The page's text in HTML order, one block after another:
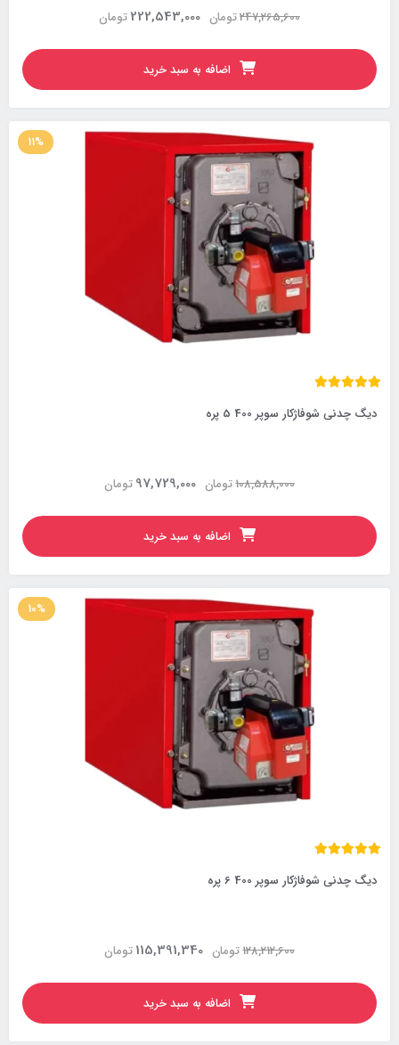
تومان247,265,600 تومان222,543,000
اضافه به سبد خرید
11%
دیگ چدنی شوفاژکار سوپر 400 5 پره
تومان108,588,000 تومان97,729,000
اضافه به سبد خرید
10%
دیگ چدنی شوفاژکار سوپر 400 6 پره
تومان128,212,600 تومان115,391,340
اضافه به سبد خرید